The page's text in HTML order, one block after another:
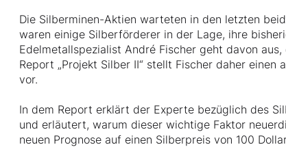
Die Silberminen-Aktien warteten in den letzten
waren einige Silberförderer in der Lage, ihre
Edelmetallspezialist André Fischer geht davon
Report „Projekt Silber II“ stellt Fischer daher
vor.
In dem Report erklärt der Experte bezüglich des
und erläutert, warum dieser wichtige Faktor
neuen Prognose auf einen Silberpreis von 100